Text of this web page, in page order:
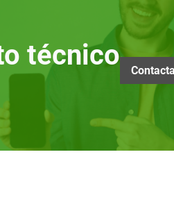
técnico